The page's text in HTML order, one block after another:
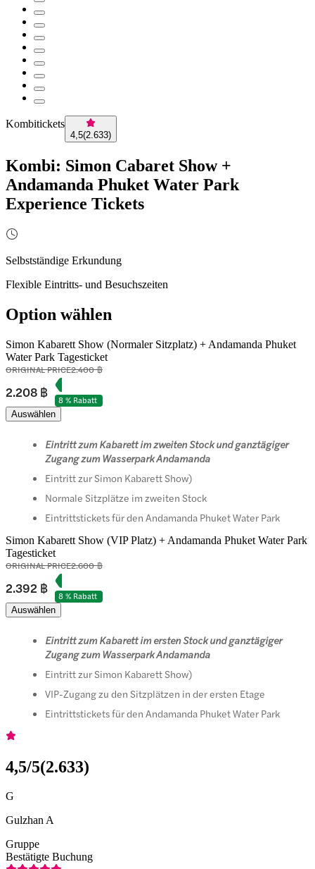
Kombitickets
4,5(2.633)
Kombi: Simon Cabaret Show +
Andamanda Phuket Water Park
Experience Tickets
Selbstständige Erkundung
Flexible Eintritts- und Besuchszeiten
Option wählen
Simon Kabarett Show (Normaler Sitzplatz) + Andamanda Phuket
Water Park Tagesticket
ORIGINAL PRICE2.400 ฿
2.208 ฿
8 % Rabatt
Auswählen
Eintritt zum Kabarett im zweiten Stock und ganztägiger
Zugang zum Wasserpark Andamanda
Eintritt zur Simon Kabarett Show)
Normale Sitzplätze im zweiten Stock
Eintrittstickets für den Andamanda Phuket Water Park
Simon Kabarett Show (VIP Platz) + Andamanda Phuket Water Park
Tagesticket
ORIGINAL PRICE2.600 ฿
2.392 ฿
8 % Rabatt
Auswählen
Eintritt zum Kabarett im ersten Stock und ganztägiger
Zugang zum Wasserpark Andamanda
Eintritt zur Simon Kabarett Show)
VIP-Zugang zu den Sitzplätzen in der ersten Etage
Eintrittstickets für den Andamanda Phuket Water Park
4,5/5(2.633)
G
Gulzhan A
Gruppe
Bestätigte Buchung